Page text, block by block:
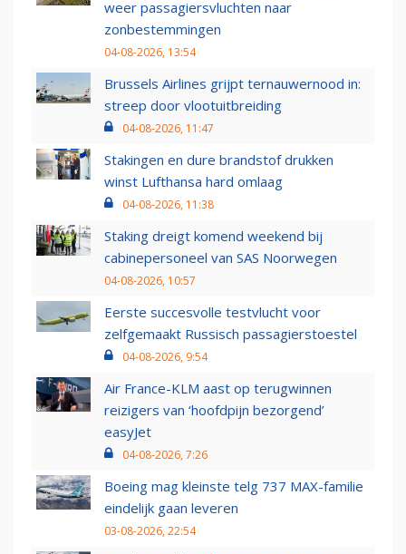
weer passagiersvluchten naar
zonbestemmingen
04-08-2026, 13:54
Brussels Airlines grijpt ternauwernood in:
streep door vlootuitbreiding
04-08-2026, 11:47
Stakingen en dure brandstof drukken
winst Lufthansa hard omlaag
04-08-2026, 11:38
Staking dreigt komend weekend bij
cabinepersoneel van SAS Noorwegen
04-08-2026, 10:57
Eerste succesvolle testvlucht voor
zelfgemaakt Russisch passagierstoestel
04-08-2026, 9:54
Air France-KLM aast op terugwinnen
reizigers van ‘hoofdpijn bezorgend’
easyJet
04-08-2026, 7:26
Boeing mag kleinste telg 737 MAX-familie
eindelijk gaan leveren
03-08-2026, 22:54